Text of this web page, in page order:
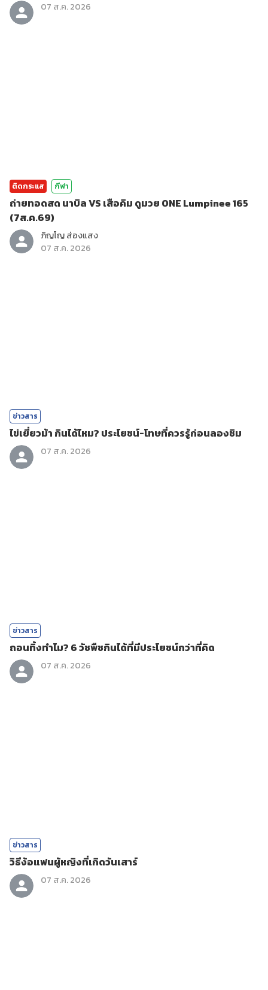
07 ส.ค. 2026
ติดกระแส กีฬา
ถ่ายทอดสด นาบิล VS เสือคิม ดูมวย ONE Lumpinee 165
(7ส.ค.69)
ภิญโญ ส่องแสง
07 ส.ค. 2026
ข่าวสาร
ไข่เยี่ยวม้า กินได้ไหม? ประโยชน์-โทษที่ควรรู้ก่อนลองชิม
07 ส.ค. 2026
ข่าวสาร
ถอนทิ้งทำไม? 6 วัชพืชกินได้ที่มีประโยชน์กว่าที่คิด
07 ส.ค. 2026
ข่าวสาร
วิธีง้อแฟนผู้หญิงที่เกิดวันเสาร์
07 ส.ค. 2026